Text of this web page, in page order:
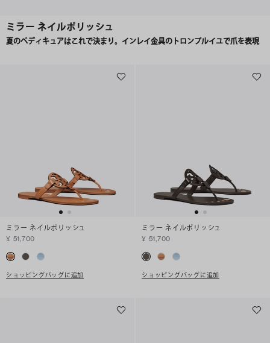
ミラー ネイルポリッシュ
夏のペディキュアはこれで決まり。インレイ金具のトロンプルイユで爪を表現
ミラー ネイルポリッシュ
¥ 51,700
ショッピングバッグに追加
ミラー ネイルポリッシュ
¥ 51,700
ショッピングバッグに追加